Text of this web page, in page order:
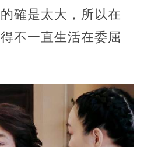
確是太大，所以在
不一直生活在委屈